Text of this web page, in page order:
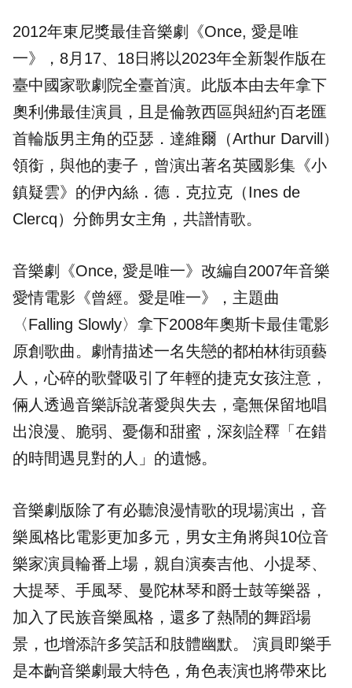
2012年東尼獎最佳音樂劇
《Once, 愛是唯
一》，8月17、18日將以2023年全新製作版在
臺中國家歌劇院全臺首演。此版本由去年拿下
奧利佛最佳演員，且是倫敦西區與紐約百老匯
首輪版男主角的亞瑟．達維爾（Arthur Darvill）
領銜，與他的妻子，曾演出著名英國影集《小
鎮疑雲》的伊內絲．德．克拉克（Ines de
Clercq）分飾男女主角，共譜情歌。
音樂劇《Once, 愛是唯一》改編自2007年音樂
愛情電影《曾經。愛是唯一》，主題曲
〈Falling Slowly〉拿下2008年奧斯卡最佳電影
原創歌曲。劇情描述一名失戀的都柏林街頭藝
人，心碎的歌聲吸引了年輕的捷克女孩注意，
倆人透過音樂訴說著愛與失去，毫無保留地唱
出浪漫、脆弱、憂傷和甜蜜，深刻詮釋「在錯
的時間遇見對的人」的遺憾。
音樂劇版除了有必聽浪漫情歌的現場演出，音
樂風格比電影更加多元，男女主角將與10位音
樂家演員輪番上場，親自演奏吉他、小提琴、
大提琴、手風琴、曼陀林琴和爵士鼓等樂器，
加入了民族音樂風格，還多了熱鬧的舞蹈場
景，也增添許多笑話和肢體幽默。 演員即樂手
是本齣音樂劇最大特色，角色表演也將帶來比